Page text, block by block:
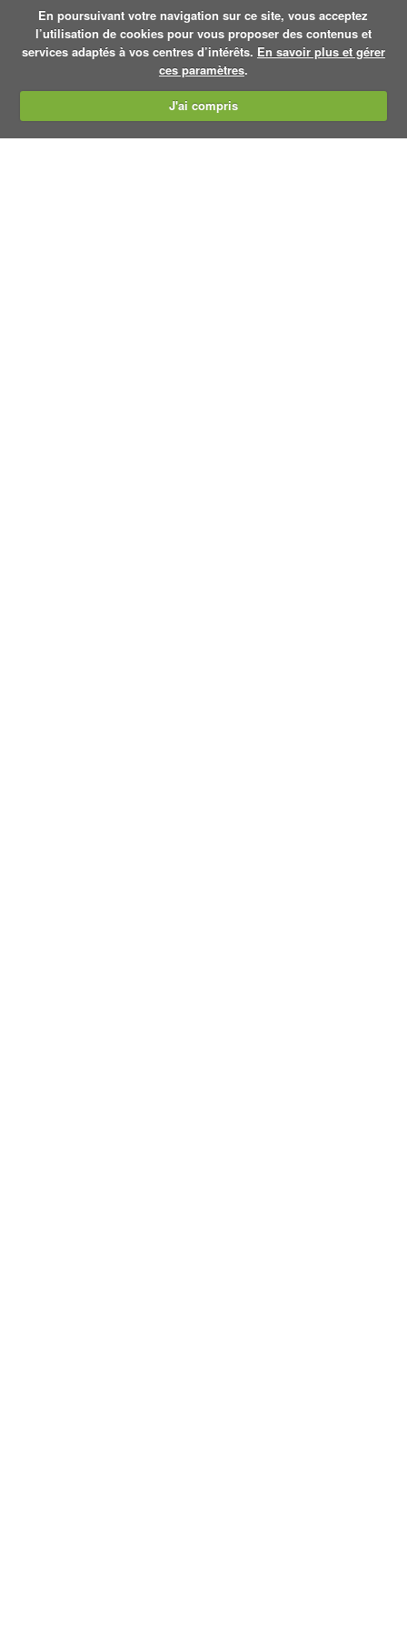
En poursuivant votre navigation sur ce site, vous acceptez
l’utilisation de cookies pour vous proposer des contenus et
services adaptés à vos centres d’intérêts. En savoir plus et gérer
ces paramètres.
J'ai compris